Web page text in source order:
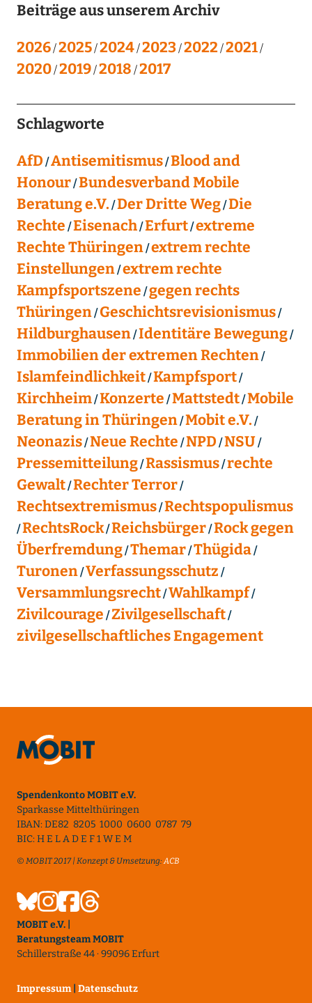
Beiträge aus unserem Archiv
2026 2025 2024 2023 2022 2021
2020 2019 2018 2017
Schlagworte
AfD Antisemitismus Blood and
Honour Bundesverband Mobile
Beratung e.V. Der Dritte Weg Die
Rechte Eisenach Erfurt extreme
Rechte Thüringen extrem rechte
Einstellungen extrem rechte
Kampfsportszene gegen rechts
Thüringen Geschichtsrevisionismus
Hildburghausen Identitäre Bewegung
Immobilien der extremen Rechten
Islamfeindlichkeit Kampfsport
Kirchheim Konzerte Mattstedt Mobile
Beratung in Thüringen Mobit e.V.
Neonazis Neue Rechte NPD NSU
Pressemitteilung Rassismus rechte
Gewalt Rechter Terror
Rechtsextremismus Rechtspopulismus
RechtsRock Reichsbürger Rock gegen
Überfremdung Themar Thügida
Turonen Verfassungsschutz
Versammlungsrecht Wahlkampf
Zivilcourage Zivilgesellschaft
zivilgesellschaftliches Engagement
Spendenkonto MOBIT e.V.
Sparkasse Mittelthüringen
IBAN: DE82 8205 1000 0600 0787 79
BIC: H E L A D E F 1 W E M
© MOBIT 2017 | Konzept & Umsetzung:ACB
MOBIT e.V. |
Beratungsteam MOBIT
Schillerstraße 44 · 99096 Erfurt
Impressum Datenschutz